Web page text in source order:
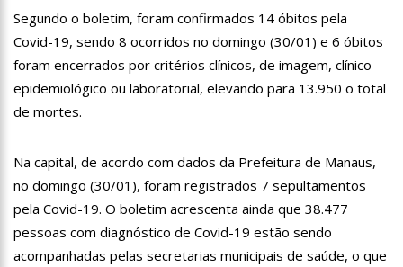
casamento viraliza: “Filho da put*! Nojento!”
14:52
Procon-AM orienta população que Lei do Troco é válida e
deve ser respeitada
11:59
Empresário ‘Passarão’, dono do porto Chibatão, morre em
São Paulo
11:52 Petrobras anuncia nova política de preços de combustíveis
11:36
Acusado de divulgar fotos de corpo de Marília Mendonça e
de outros artistas mortos vira réu
11:28 Casal é surpreendido com gravidez de sêxtuplos e pai ‘passa
mal’
11:22 UEA e Sejusc lançam cursos de capacitação para
atendimento a Pessoas com Deficiência
Segundo o boletim, foram confirmados 14 óbitos pela
Covid-19, sendo 8 ocorridos no domingo (30/01) e 6 óbitos
foram encerrados por critérios clínicos, de imagem, clínico-
epidemiológico ou laboratorial, elevando para 13.950 o total
de mortes.
Na capital, de acordo com dados da Prefeitura de Manaus,
no domingo (30/01), foram registrados 7 sepultamentos
pela Covid-19. O boletim acrescenta ainda que 38.477
pessoas com diagnóstico de Covid-19 estão sendo
acompanhadas pelas secretarias municipais de saúde, o que